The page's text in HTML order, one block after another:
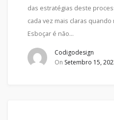
das estratégias deste
cada vez mais claras
Esboçar é não…
Codigodesign
On Setembro 15,